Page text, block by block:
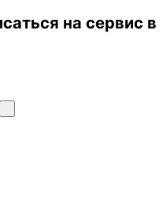
на сервис в